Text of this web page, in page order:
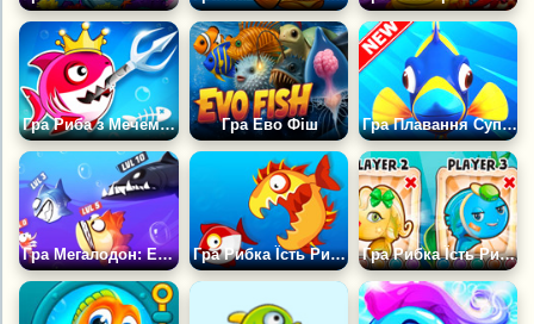
Гра Риба з Мечем Стає Більшою Гра Ево Фіш Гра Плавання Супер Риби
Гра Мегалодон: Еволюція Гра Рибка Їсть Рибку: Мега Ріст на Двох Гра Рибка Їсть Рибку на Трьох